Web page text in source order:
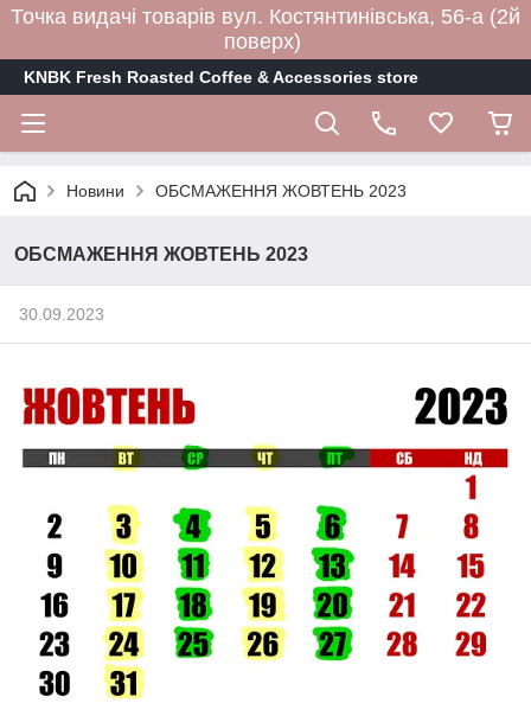
Точка видачі товарів вул. Костянтинівська, 56-а (2й
поверх)
KNBK Fresh Roasted Coffee & Accessories store
Новини ОБСМАЖЕННЯ ЖОВТЕНЬ 2023
ОБСМАЖЕННЯ ЖОВТЕНЬ 2023
30.09.2023